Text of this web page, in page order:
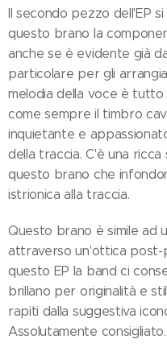
Il secondo pezzo dell'EP
questo brano la
anche se è evidente già
particolare per gli
melodia della voce è
come sempre il timbro
inquietante e
della traccia. C'è una
questo brano che
istrionica alla traccia.
Questo brano è simile ad
attraverso un'ottica post-
questo EP la band ci
brillano per originalità e
rapiti dalla suggestiva
Assolutamente consigliato.